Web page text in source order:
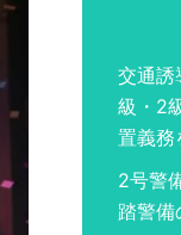
交通誘
級・2
置義務
2号警
踏警備